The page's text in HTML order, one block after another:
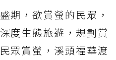
期，欲賞螢的民眾，
度生態旅遊，規劃賞
眾賞螢，溪頭福華渡